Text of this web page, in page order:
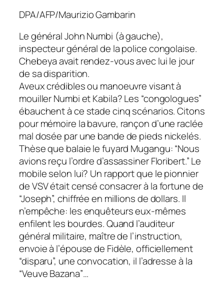
DPA/AFP/Maurizio Gambarin
Le général John Numbi (à gauche),
inspecteur général de la police congolaise.
Chebeya avait rendez-vous avec lui le jour
de sa disparition.
Aveux crédibles ou manoeuvre visant à
mouiller Numbi et Kabila? Les “congologues”
ébauchent à ce stade cinq scénarios. Citons
pour mémoire la bavure, rançon d’une raclée
mal dosée par une bande de pieds nickelés.
Thèse que balaie le fuyard Mugangu: “Nous
avions reçu l’ordre d’assassiner Floribert.” Le
mobile selon lui? Un rapport que le pionnier
de VSV était censé consacrer à la fortune de
“Joseph”, chiffrée en millions de dollars. Il
n’empêche: les enquêteurs eux-mêmes
enfilent les bourdes. Quand l’auditeur
général militaire, maître de l’instruction,
envoie à l’épouse de Fidèle, officiellement
“disparu”, une convocation, il l’adresse à la
“Veuve Bazana”…